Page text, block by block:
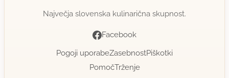
Največja slovenska kulinarična skupnost.
Facebook
Pogoji uporabeZasebnostPiškotki
PomočTrženje